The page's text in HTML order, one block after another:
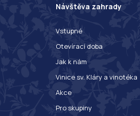
Návštěva zahrady
Vstupné
Otevírací doba
Jak k nám
Vinice sv. Kláry a vinotéka
Akce
Pro skupiny